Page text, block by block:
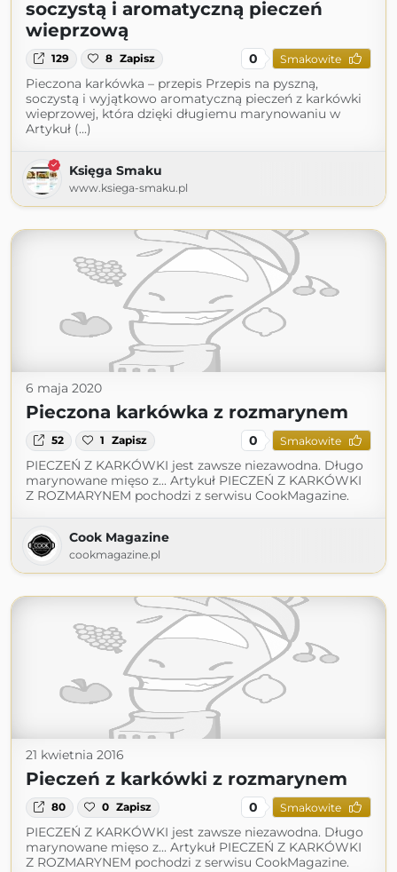
soczystą i aromatyczną pieczeń
wieprzową
129 8 Zapisz 0 Smakowite
Pieczona karkówka – przepis Przepis na pyszną,
soczystą i wyjątkowo aromatyczną pieczeń z karkówki
wieprzowej, która dzięki długiemu marynowaniu w
Artykuł (...)
Księga Smaku
www.ksiega-smaku.pl
6 maja 2020
Pieczona karkówka z rozmarynem
52 1 Zapisz 0 Smakowite
PIECZEŃ Z KARKÓWKI jest zawsze niezawodna. Długo
marynowane mięso z... Artykuł PIECZEŃ Z KARKÓWKI
Z ROZMARYNEM pochodzi z serwisu CookMagazine.
Cook Magazine
cookmagazine.pl
21 kwietnia 2016
Pieczeń z karkówki z rozmarynem
80 0 Zapisz 0 Smakowite
PIECZEŃ Z KARKÓWKI jest zawsze niezawodna. Długo
marynowane mięso z... Artykuł PIECZEŃ Z KARKÓWKI
Z ROZMARYNEM pochodzi z serwisu CookMagazine.